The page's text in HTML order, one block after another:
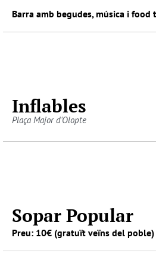
Barra amb begudes, música i food
Inflables
Plaça Major d'Olopte
Sopar Popular
Preu: 10€ (gratuït veïns del poble)